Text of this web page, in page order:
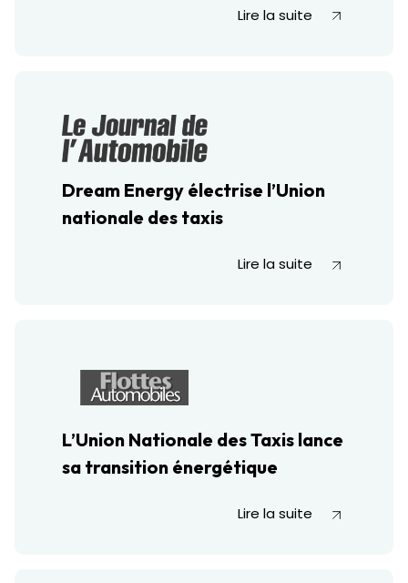
Lire la suite
Dream Energy électrise l’Union
nationale des taxis
Lire la suite
L’Union Nationale des Taxis lance
sa transition énergétique
Lire la suite